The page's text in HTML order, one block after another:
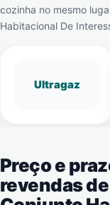
cozinha no mesmo
Habitacional De
Ultragaz
Preço e
revendas